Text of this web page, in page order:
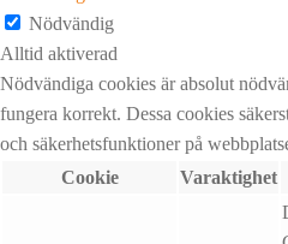
Nödvändig
Alltid aktiverad
Nödvändiga cookies är absolut
fungera korrekt. Dessa cookies
och säkerhetsfunktioner på
Cookie
Varaktighet